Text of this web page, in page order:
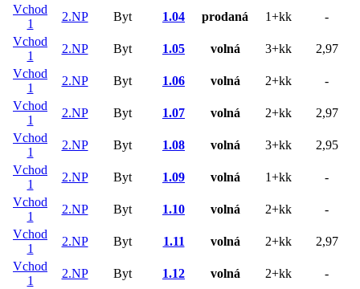
Vchod
1
2.NP Byt 1.04 prodaná 1+kk
-
Vchod
1
2.NP Byt 1.05 volná 3+kk
2,97
Vchod
1
2.NP Byt 1.06 volná 2+kk
-
Vchod
1
2.NP Byt 1.07 volná 2+kk
2,97
Vchod
1
2.NP Byt 1.08 volná 3+kk
2,95
Vchod
1
2.NP Byt 1.09 volná 1+kk
-
Vchod
1
2.NP Byt 1.10 volná 2+kk
-
Vchod
1
2.NP Byt 1.11 volná 2+kk
2,97
Vchod
1
2.NP Byt 1.12 volná 2+kk -